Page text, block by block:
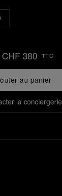
CHF 380 TTC
au panier
la conciergerie